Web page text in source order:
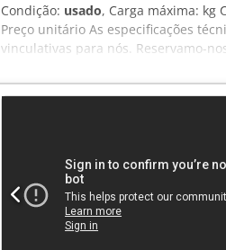
Condição: usado, Carga máxima: kg
Preço unitário As especificações
vinculativas para nós. Reservamo-
exclusivamente os nossos termos e
próprias em stock. As
são vinculativas para nós.
exclusivamente os nossos termos
próprias em stock Mais de 15.000
de 10.000 artigos de acessórios
seu estabelecimento, contacte-nos.
agendadas. Aguardamos a sua